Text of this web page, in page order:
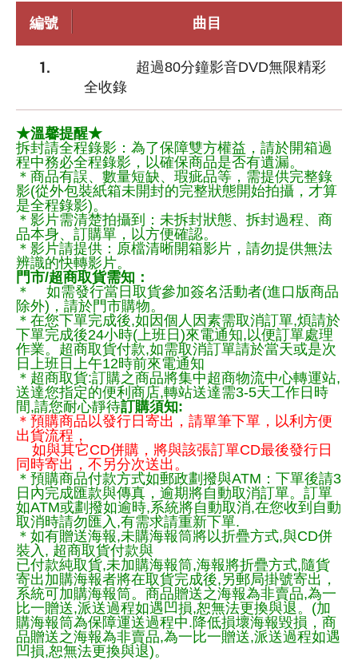
編號 曲目
1.
超過80分鐘影音DVD無限精彩
全收錄
★溫馨提醒★
拆封請全程錄影：為了保障雙方權益，請於開箱過
程中務必全程錄影，以確保商品是否有遺漏。
＊商品有誤、數量短缺、瑕疵品等，需提供完整錄
影(從外包裝紙箱未開封的完整狀態開始拍攝，才算
是全程錄影)。
＊影片需清楚拍攝到：未拆封狀態、拆封過程、商
品本身、訂購單，以方便確認。
＊影片請提供：原檔清晰開箱影片，請勿提供無法
辨識的快轉影片。
門市/超商取貨需知：
＊ 如需發行當日取貨參加簽名活動者(進口版商品
除外)，請於門市購物。
＊在您下單完成後,如因個人因素需取消訂單,煩請於
下單完成後24小時(上班日)來電通知,以便訂單處理
作業。超商取貨付款,如需取消訂單請於當天或是次
日上班日上午12時前來電通知
＊超商取貨:訂購之商品將集中超商物流中心轉運站,
送達您指定的便利商店,轉站送達需3-5天工作日時
間,請您耐心靜待訂購須知:
＊預購商品以發行日寄出，請單筆下單，以利方便
出貨流程，
如與其它CD併購，將與該張訂單CD最後發行日
同時寄出，不另分次送出。
＊預購商品付款方式如郵政劃撥與ATM：下單後請3
日內完成匯款與傳真，逾期將自動取消訂單。訂單
如ATM或劃撥如逾時,系統將自動取消,在您收到自動
取消時請勿匯入,有需求請重新下單.
＊如有贈送海報,未購海報筒將以折疊方式,與CD併
裝入, 超商取貨付款與
已付款純取貨,未加購海報筒,海報將折疊方式,隨貨
寄出加購海報者將在取貨完成後,另郵局掛號寄出，
系統可加購海報筒。商品贈送之海報為非賣品,為一
比一贈送,派送過程如遇凹損,恕無法更換與退。(加
購海報筒為保障運送過程中.降低損壞海報毀損，商
品贈送之海報為非賣品,為一比一贈送,派送過程如遇
凹損,恕無法更換與退)。